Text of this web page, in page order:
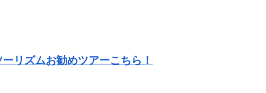
リズムお勧めツアーこちら！